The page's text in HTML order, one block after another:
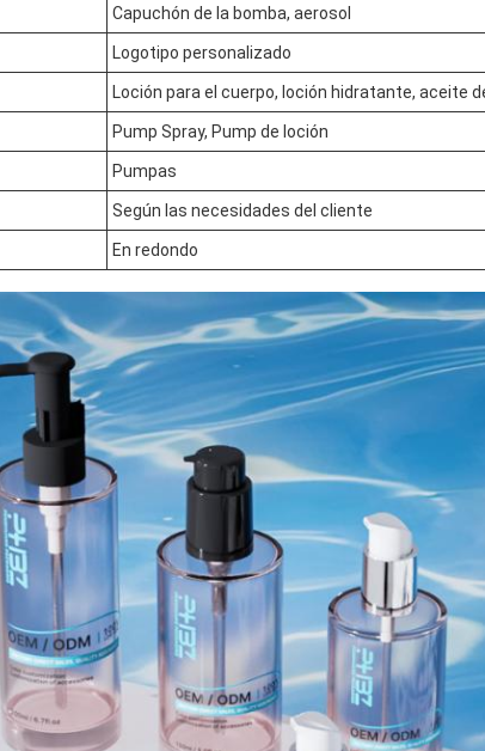
Capuchón de la bomba, aerosol
Logotipo personalizado
Loción para el cuerpo, loción hidratante, aceite
Pump Spray, Pump de loción
Pumpas
Según las necesidades del cliente
En redondo